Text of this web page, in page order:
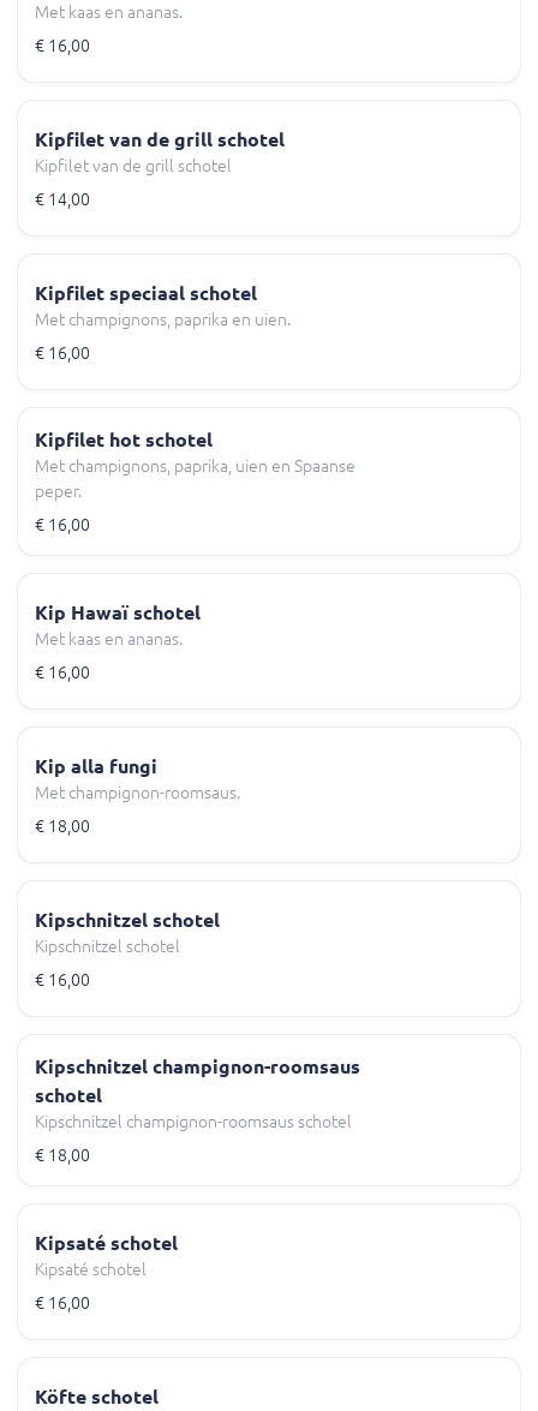
Met kaas en ananas.
€ 16,00
Kipfilet van de grill schotel
Kipfilet van de grill schotel
€ 14,00
Kipfilet speciaal schotel
Met champignons, paprika en uien.
€ 16,00
Kipfilet hot schotel
Met champignons, paprika, uien en Spaanse
peper.
€ 16,00
Kip Hawaï schotel
Met kaas en ananas.
€ 16,00
Kip alla fungi
Met champignon-roomsaus.
€ 18,00
Kipschnitzel schotel
Kipschnitzel schotel
€ 16,00
Kipschnitzel champignon-roomsaus
schotel
Kipschnitzel champignon-roomsaus schotel
€ 18,00
Kipsaté schotel
Kipsaté schotel
€ 16,00
Köfte schotel